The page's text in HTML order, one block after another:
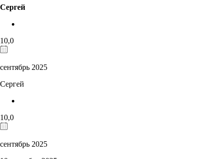
Сергей
10,0
сентябрь 2025
Сергей
10,0
сентябрь 2025